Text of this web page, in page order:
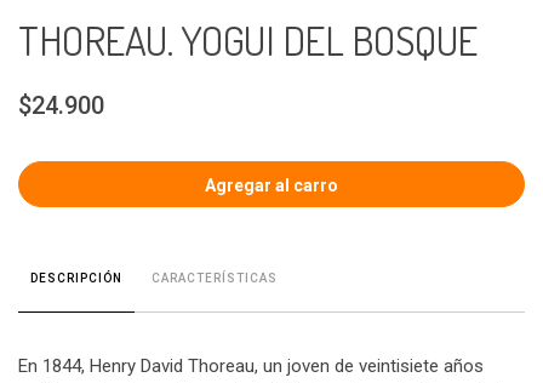
THOREAU. YOGUI DEL BOSQUE
$24.900
DESCRIPCIÓN CARACTERÍSTICAS
En 1844, Henry David Thoreau, un joven de veintisiete años